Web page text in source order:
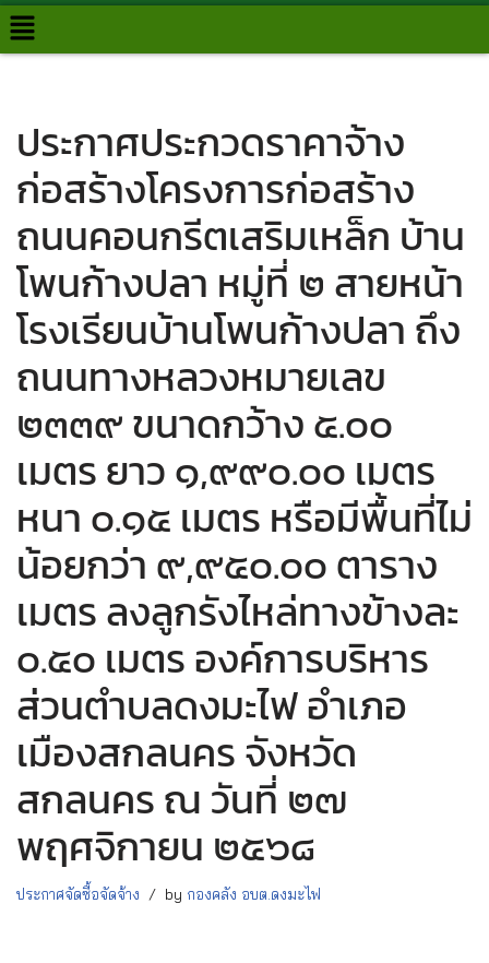
Skip
ประกาศประกวดราคาจ้าง
ก่อสร้างโครงการก่อสร้าง
ถนนคอนกรีตเสริมเหล็ก บ้าน
โพนก้างปลา หมู่ที่ ๒ สายหน้า
โรงเรียนบ้านโพนก้างปลา ถึง
ถนนทางหลวงหมายเลข
๒๓๓๙ ขนาดกว้าง ๕.๐๐
เมตร ยาว ๑,๙๙๐.๐๐ เมตร
หนา ๐.๑๕ เมตร หรือมีพื้นที่ไม่
น้อยกว่า ๙,๙๕๐.๐๐ ตาราง
เมตร ลงลูกรังไหล่ทางข้างละ
๐.๕๐ เมตร องค์การบริหาร
ส่วนตำบลดงมะไฟ อำเภอ
เมืองสกลนคร จังหวัด
สกลนคร ณ วันที่ ๒๗
พฤศจิกายน ๒๕๖๘
ประกาศจัดซื้อจัดจ้าง by กองคลัง อบต.ดงมะไฟ